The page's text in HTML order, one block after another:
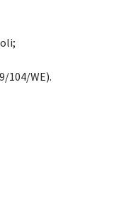
104/WE).